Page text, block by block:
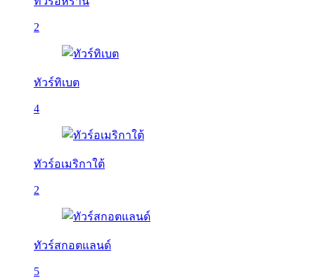
2
ทัวร์ทิเบต
4
ทัวร์อเมริกาใต้
2
ทัวร์สกอตแลนด์
5